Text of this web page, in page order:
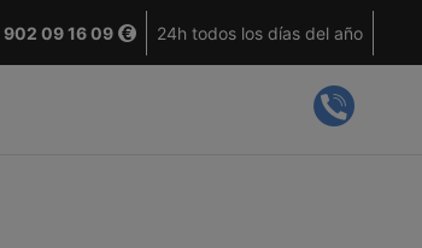
902 09 16 09 24h todos los días del año